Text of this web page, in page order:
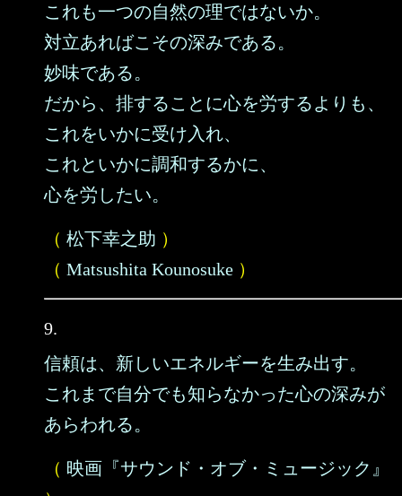
これも一つの自然の理ではないか。
対立あればこその深みである。
妙味である。
だから、排することに心を労するよりも、
これをいかに受け入れ、
これといかに調和するかに、
心を労したい。
（ 松下幸之助 ）
（ Matsushita Kounosuke ）
9.
信頼は、新しいエネルギーを生み出す。
これまで自分でも知らなかった心の深みが
あらわれる。
（ 映画『サウンド・オブ・ミュージック』